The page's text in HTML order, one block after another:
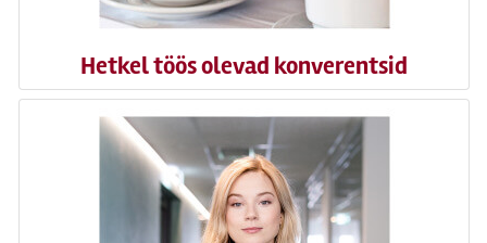
Hetkel töös olevad konverentsid